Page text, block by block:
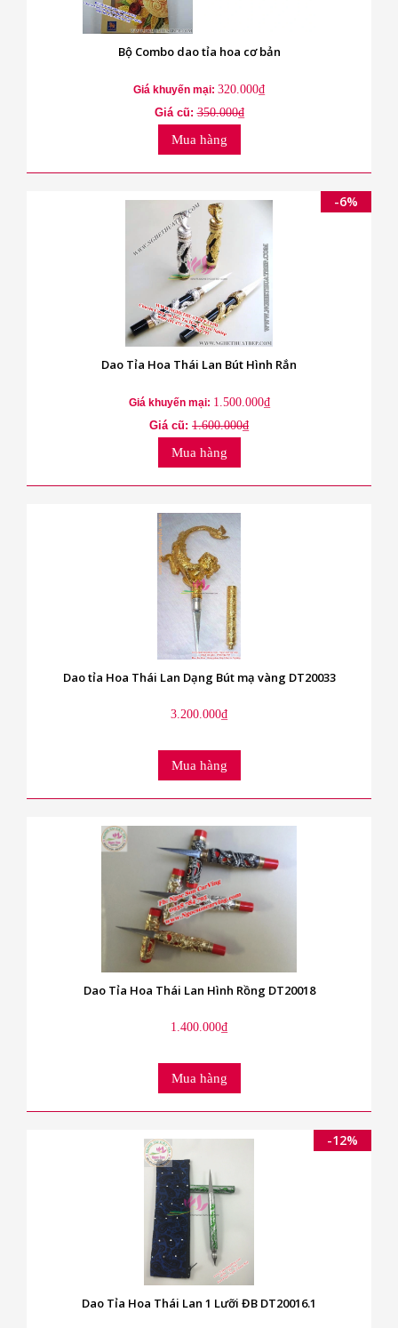
Bộ Combo dao tỉa hoa cơ bản
Giá khuyến mại: 320.000₫
Giá cũ:350.000₫
Mua hàng
-6%
Dao Tỉa Hoa Thái Lan Bút Hình Rắn
Giá khuyến mại: 1.500.000₫
Giá cũ: 1.600.000₫
Mua hàng
Dao tỉa Hoa Thái Lan Dạng Bút mạ vàng DT20033
3.200.000₫
Mua hàng
Dao Tỉa Hoa Thái Lan Hình Rồng DT20018
1.400.000₫
Mua hàng
-12%
Dao Tỉa Hoa Thái Lan 1 Lưỡi ĐB DT20016.1